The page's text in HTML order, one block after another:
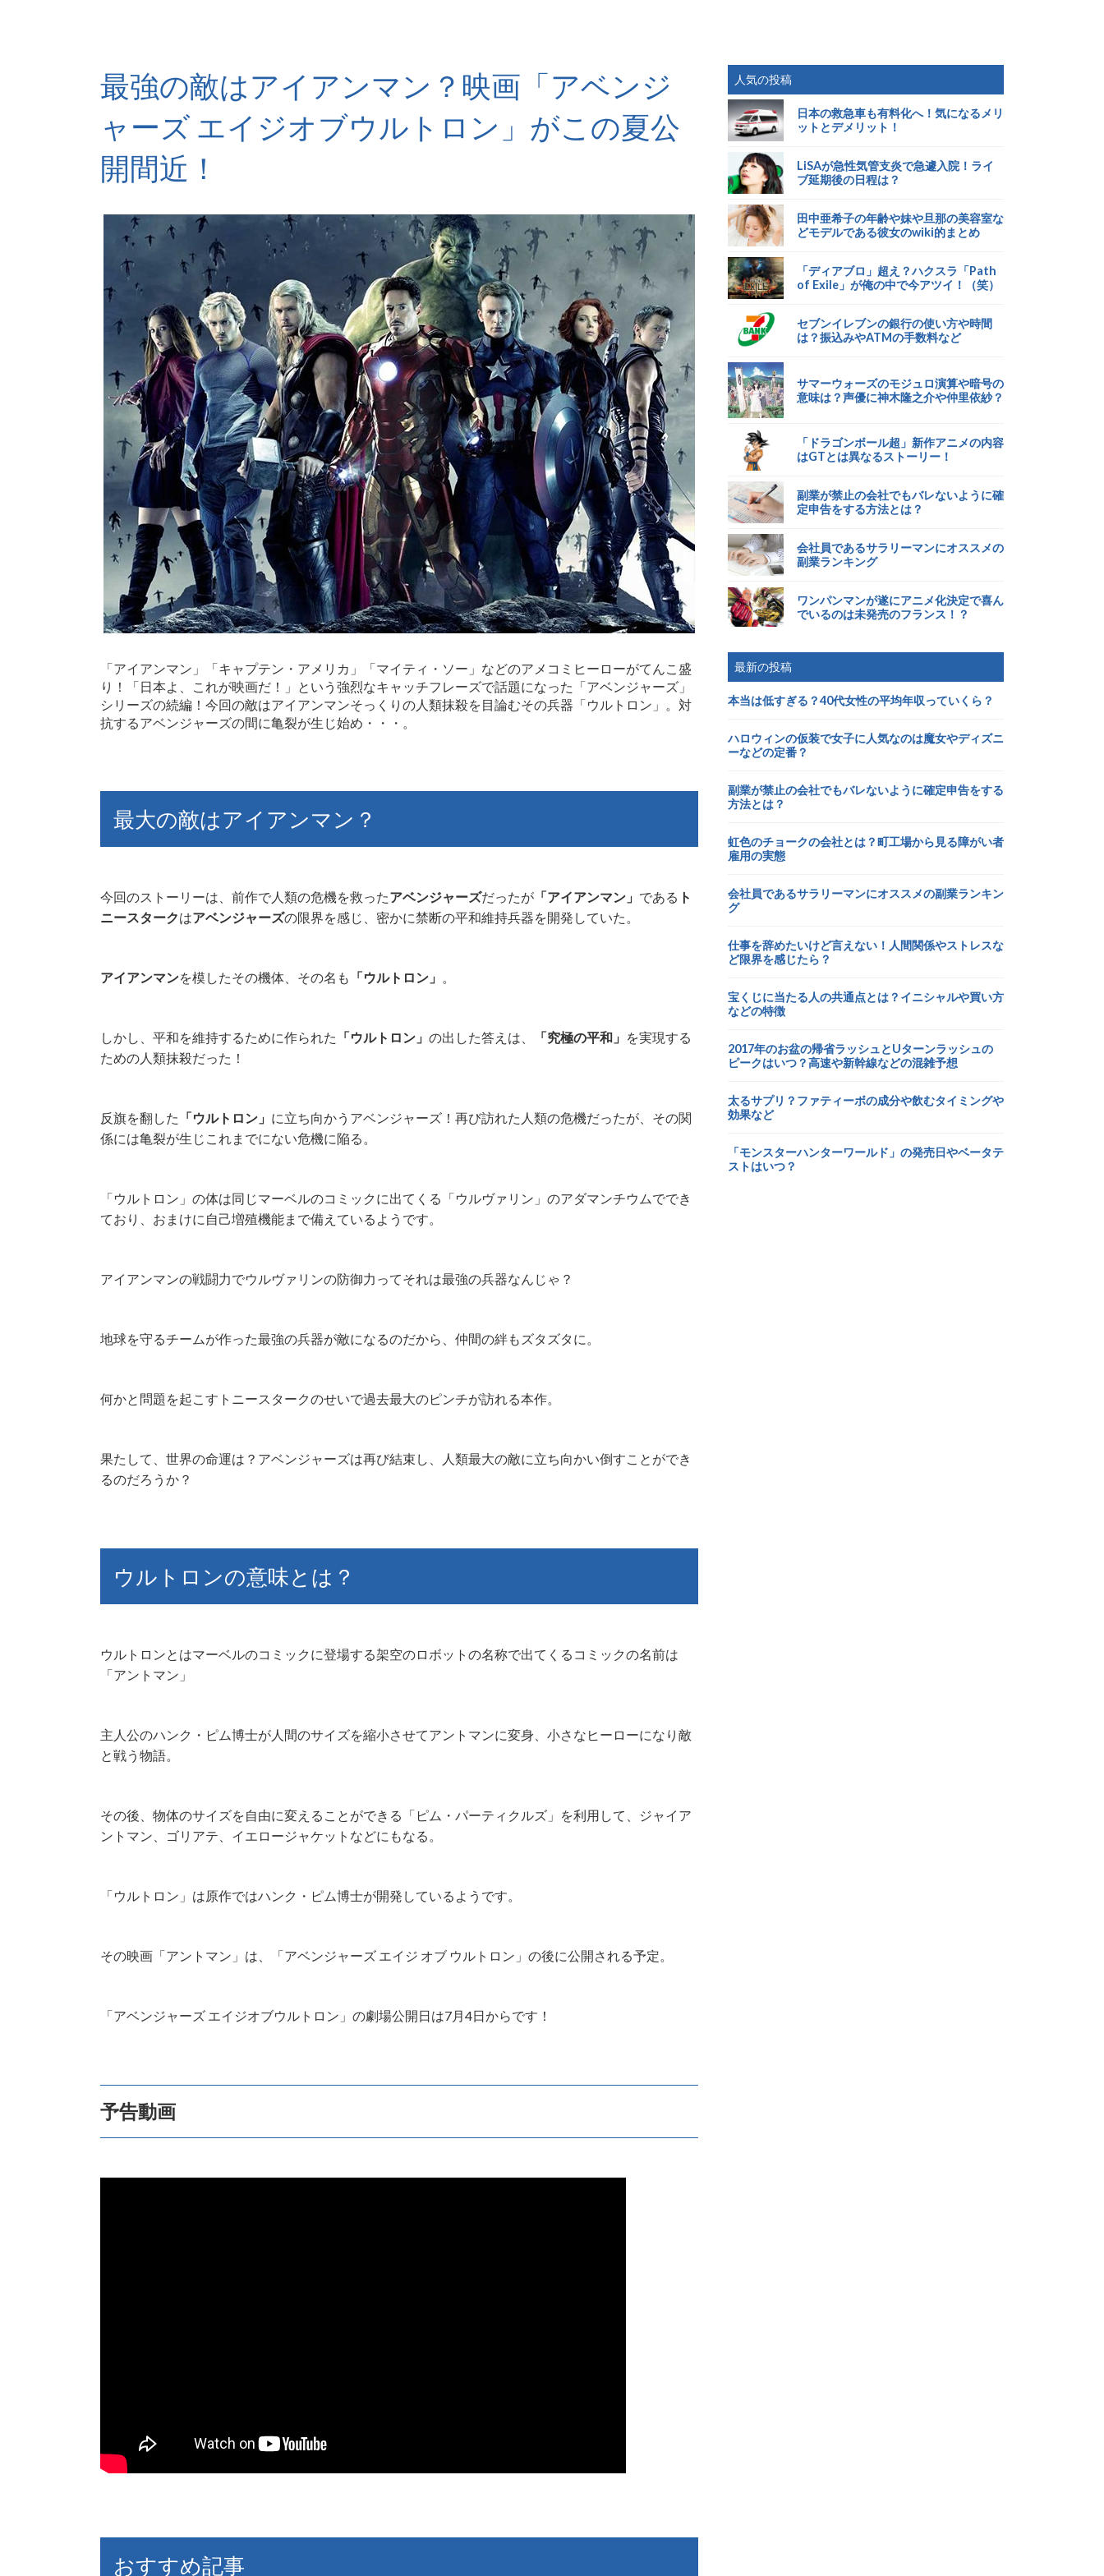
最強の敵はアイアンマン？映画「アベンジ
ャーズ エイジオブウルトロン」がこの夏公
開間近！
「アイアンマン」「キャプテン・アメリカ」「マイティ・ソー」などのアメコミヒーローがてんこ盛
り！「日本よ、これが映画だ！」という強烈なキャッチフレーズで話題になった「アベンジャーズ」
シリーズの続編！今回の敵はアイアンマンそっくりの人類抹殺を目論むその兵器「ウルトロン」。対
抗するアベンジャーズの間に亀裂が生じ始め・・・。
最大の敵はアイアンマン？
今回のストーリーは、前作で人類の危機を救ったアベンジャーズだったが 「アイアンマン」 である ト
ニースタークはアベンジャーズの限界を感じ、密かに禁断の平和維持兵器を開発していた。
アイアンマンを模したその機体、その名も 「ウルトロン」 。
しかし、平和を維持するために作られた 「ウルトロン」 の出した答えは、 「究極の平和」 を実現する
ための人類抹殺だった！
反旗を翻した 「ウルトロン」 に立ち向かうアベンジャーズ！再び訪れた人類の危機だったが、その関
係には亀裂が生じこれまでにない危機に陥る。
「ウルトロン」の体は同じマーベルのコミックに出てくる「ウルヴァリン」のアダマンチウムででき
ており、おまけに自己増殖機能まで備えているようです。
アイアンマンの戦闘力でウルヴァリンの防御力ってそれは最強の兵器なんじゃ？
地球を守るチームが作った最強の兵器が敵になるのだから、仲間の絆もズタズタに。
何かと問題を起こすトニースタークのせいで過去最大のピンチが訪れる本作。
果たして、世界の命運は？アベンジャーズは再び結束し、人類最大の敵に立ち向かい倒すことができ
るのだろうか？
ウルトロンの意味とは？
ウルトロンとはマーベルのコミックに登場する架空のロボットの名称で出てくるコミックの名前は
「アントマン」
主人公のハンク・ピム博士が人間のサイズを縮小させてアントマンに変身、小さなヒーローになり敵
と戦う物語。
その後、物体のサイズを自由に変えることができる「ピム・パーティクルズ」を利用して、ジャイア
ントマン、ゴリアテ、イエロージャケットなどにもなる。
「ウルトロン」は原作ではハンク・ピム博士が開発しているようです。
その映画「アントマン」は、「アベンジャーズ エイジ オブ ウルトロン」の後に公開される予定。
「アベンジャーズ エイジオブウルトロン」の劇場公開日は7月4日からです！
予告動画
おすすめ記事
人気の投稿
日本の救急車も有料化へ！気になるメリ
ットとデメリット！
LiSAが急性気管支炎で急遽入院！ライ
ブ延期後の日程は？
田中亜希子の年齢や妹や旦那の美容室な
どモデルである彼女のwiki的まとめ
「ディアブロ」超え？ハクスラ「Path
of Exile」が俺の中で今アツイ！（笑）
セブンイレブンの銀行の使い方や時間
は？振込みやATMの手数料など
サマーウォーズのモジュロ演算や暗号の
意味は？声優に神木隆之介や仲里依紗？
「ドラゴンボール超」新作アニメの内容
はGTとは異なるストーリー！
副業が禁止の会社でもバレないように確
定申告をする方法とは？
会社員であるサラリーマンにオススメの
副業ランキング
ワンパンマンが遂にアニメ化決定で喜ん
でいるのは未発売のフランス！？
最新の投稿
本当は低すぎる？40代女性の平均年収っていくら？
ハロウィンの仮装で女子に人気なのは魔女やディズニ
ーなどの定番？
副業が禁止の会社でもバレないように確定申告をする
方法とは？
虹色のチョークの会社とは？町工場から見る障がい者
雇用の実態
会社員であるサラリーマンにオススメの副業ランキン
グ
仕事を辞めたいけど言えない！人間関係やストレスな
ど限界を感じたら？
宝くじに当たる人の共通点とは？イニシャルや買い方
などの特徴
2017年のお盆の帰省ラッシュとUターンラッシュの
ピークはいつ？高速や新幹線などの混雑予想
太るサプリ？ファティーボの成分や飲むタイミングや
効果など
「モンスターハンターワールド」の発売日やベータテ
ストはいつ？